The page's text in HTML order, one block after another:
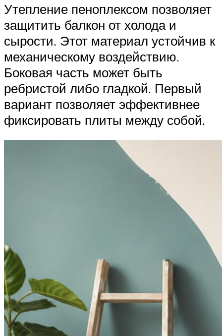
Утепление пеноплексом позволяет
защитить балкон от холода и
сырости. Этот материал устойчив к
механическому воздействию.
Боковая часть может быть
ребристой либо гладкой. Первый
вариант позволяет эффективнее
фиксировать плиты между собой.